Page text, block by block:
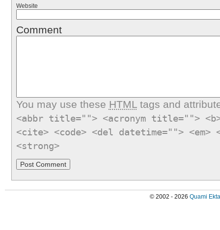
Website
Comment
You may use these HTMLtags and
<abbr title=""> <acronym title="">
<cite> <code> <del datetime="">
<strong>
© 2002 - 2026 Quami